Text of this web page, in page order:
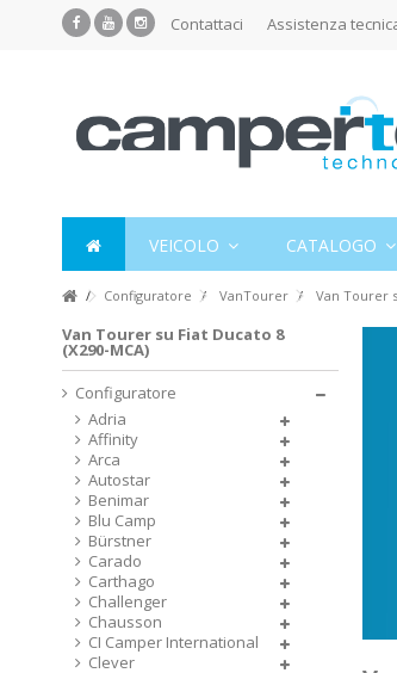
Contattaci Assistenza
VEICOLO CATALOGO
Configuratore VanTourer Van Tourer
Van Tourer su Fiat Ducato 8
(X290-MCA)
Configuratore
Adria
Affinity
Arca
Autostar
Benimar
Blu Camp
Bürstner
Carado
Carthago
Challenger
Chausson
CI Camper International
Clever